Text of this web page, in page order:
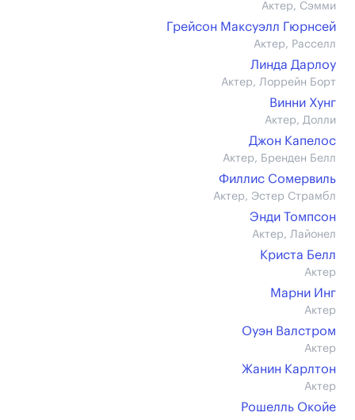
Актер, Сэмми
Грейсон Максуэлл Гюрнсей
Актер, Расселл
Линда Дарлоу
Актер, Лоррейн Борт
Винни Хунг
Актер, Долли
Джон Капелос
Актер, Бренден Белл
Филлис Сомервиль
Актер, Эстер Страмбл
Энди Томпсон
Актер, Лайонел
Криста Белл
Актер
Марни Инг
Актер
Оуэн Валстром
Актер
Жанин Карлтон
Актер
Рошелль Окойе